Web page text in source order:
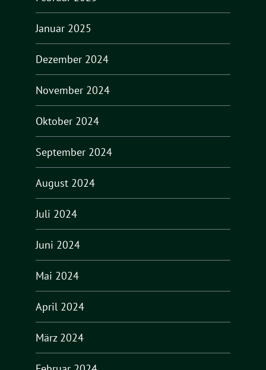
Januar 2025
Dezember 2024
November 2024
Oktober 2024
September 2024
August 2024
Juli 2024
Juni 2024
Mai 2024
April 2024
März 2024